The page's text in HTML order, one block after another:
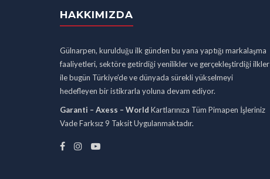
HAKKIMIZDA
Gülnarpen, kurulduğu ilk günden bu yana yaptığı markalaşma
faaliyetleri, sektöre getirdiği yenilikler ve gerçekleştirdiği ilkler
ile bugün Türkiye’de ve dünyada sürekli yükselmeyi
hedefleyen bir istikrarla yoluna devam ediyor.
Garanti – Axess – World Kartlarınıza Tüm Pimapen İşleriniz
Vade Farksız 9 Taksit Uygulanmaktadır.